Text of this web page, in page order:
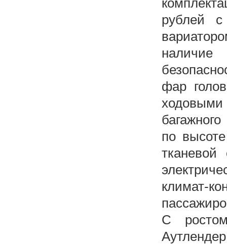
рублей
фар
по
тканевой
климат-
С